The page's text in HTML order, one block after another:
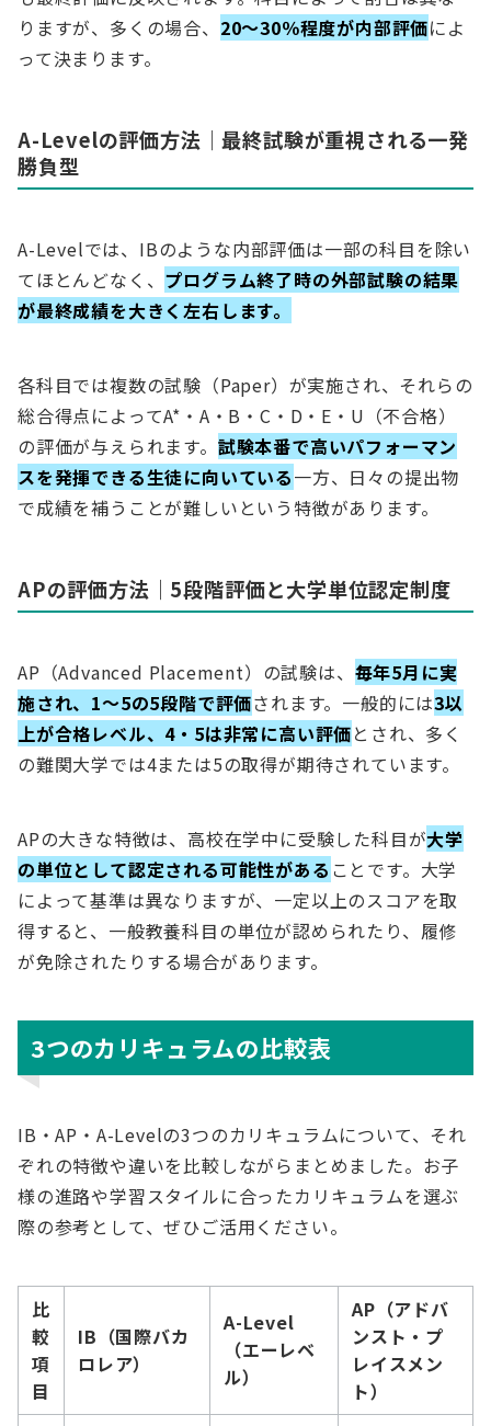
りますが、多くの場合、 20〜30％程度が内部評価によ
って決まります。
A-Levelの評価方法｜最終試験が重視される一発
勝負型
A-Levelでは、IBのような内部評価は一部の科目を除い
てほとんどなく、 プログラム終了時の外部試験の結果
が最終成績を大きく左右します。
各科目では複数の試験（Paper）が実施され、それらの
総合得点によってA*・A・B・C・D・E・U（不合格）
の評価が与えられます。 試験本番で高いパフォーマン
スを発揮できる生徒に向いている一方、日々の提出物
で成績を補うことが難しいという特徴があります。
APの評価方法｜5段階評価と大学単位認定制度
AP（Advanced Placement）の試験は、 毎年5月に実
施され、1〜5の5段階で評価されます。一般的には3以
上が合格レベル、4・5は非常に高い評価とされ、多く
の難関大学では4または5の取得が期待されています。
APの大きな特徴は、高校在学中に受験した科目が大学
の単位として認定される可能性がある ことです。大学
によって基準は異なりますが、一定以上のスコアを取
得すると、一般教養科目の単位が認められたり、履修
が免除されたりする場合があります。
3つのカリキュラムの比較表
IB・AP・A-Levelの3つのカリキュラムについて、それ
ぞれの特徴や違いを比較しながらまとめました。お子
様の進路や学習スタイルに合ったカリキュラムを選ぶ
際の参考として、ぜひご活用ください。
比
較
項
目
IB（国際バカ
ロレア）
A-Level
（エーレベ
ル）
AP（アドバ
ンスト・プ
レイスメン
ト）